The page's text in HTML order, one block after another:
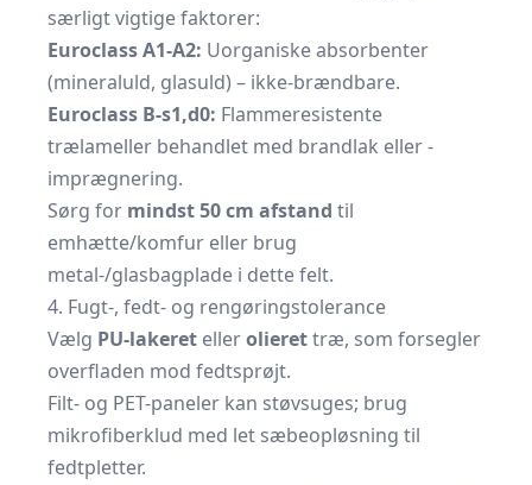
særligt vigtige faktorer:
Euroclass A1-A2: Uorganiske absorbenter
(mineraluld, glasuld) – ikke-brændbare.
Euroclass B-s1,d0: Flammeresistente
trælameller behandlet med brandlak eller -
imprægnering.
Sørg for mindst 50 cm afstand til
emhætte/komfur eller brug
metal-/glasbagplade i dette felt.
4. Fugt-, fedt- og rengøringstolerance
Vælg PU-lakeret ellerolierettræ, som forsegler
overfladen mod fedtsprøjt.
Filt- og PET-paneler kan støvsuges; brug
mikrofiberklud med let sæbeopløsning til
fedtpletter.